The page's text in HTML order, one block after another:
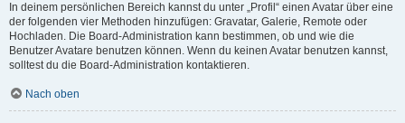
In deinem persönlichen Bereich kannst du unter „Profil“ einen Avatar über eine
der folgenden vier Methoden hinzufügen: Gravatar, Galerie, Remote oder
Hochladen. Die Board-Administration kann bestimmen, ob und wie die
Benutzer Avatare benutzen können. Wenn du keinen Avatar benutzen kannst,
solltest du die Board-Administration kontaktieren.
Nach oben